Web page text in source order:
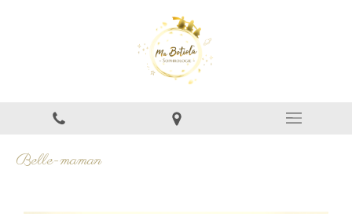
Belle-maman